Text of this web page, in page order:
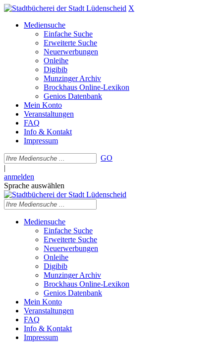
X
Mediensuche
Einfache Suche
Erweiterte Suche
Neuerwerbungen
Onleihe
Digibib
Munzinger Archiv
Brockhaus Online-Lexikon
Genios Datenbank
Mein Konto
Veranstaltungen
FAQ
Info & Kontakt
Impressum
GO
|
anmelden
Sprache auswählen
Mediensuche
Einfache Suche
Erweiterte Suche
Neuerwerbungen
Onleihe
Digibib
Munzinger Archiv
Brockhaus Online-Lexikon
Genios Datenbank
Mein Konto
Veranstaltungen
FAQ
Info & Kontakt
Impressum